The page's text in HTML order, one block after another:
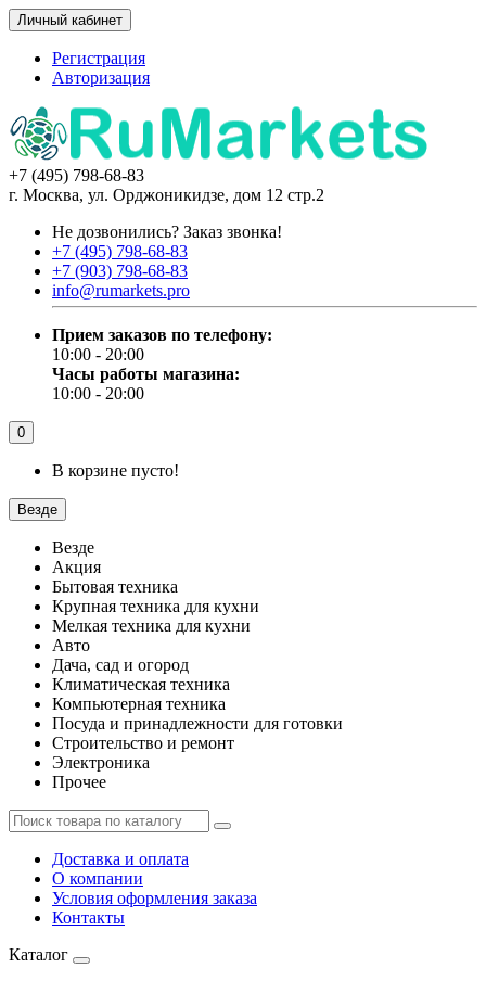
Личный кабинет
Регистрация
Авторизация
+7 (495) 798-68-83
г. Москва, ул. Орджоникидзе, дом 12 стр.2
Не дозвонились? Заказ звонка!
+7 (495) 798-68-83
+7 (903) 798-68-83
info@rumarkets.pro
Прием заказов по телефону:
10:00 - 20:00
Часы работы магазина:
10:00 - 20:00
0
В корзине пусто!
Везде
Везде
Акция
Бытовая техника
Крупная техника для кухни
Мелкая техника для кухни
Авто
Дача, сад и огород
Климатическая техника
Компьютерная техника
Посуда и принадлежности для готовки
Строительство и ремонт
Электроника
Прочее
Доставка и оплата
О компании
Условия оформления заказа
Контакты
Каталог